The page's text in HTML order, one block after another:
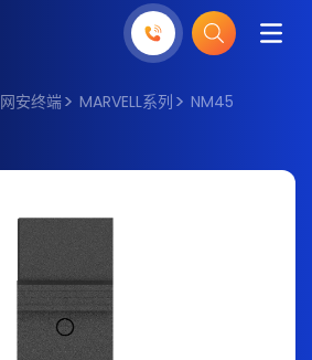
网安终端 MARVELL系列 NM45